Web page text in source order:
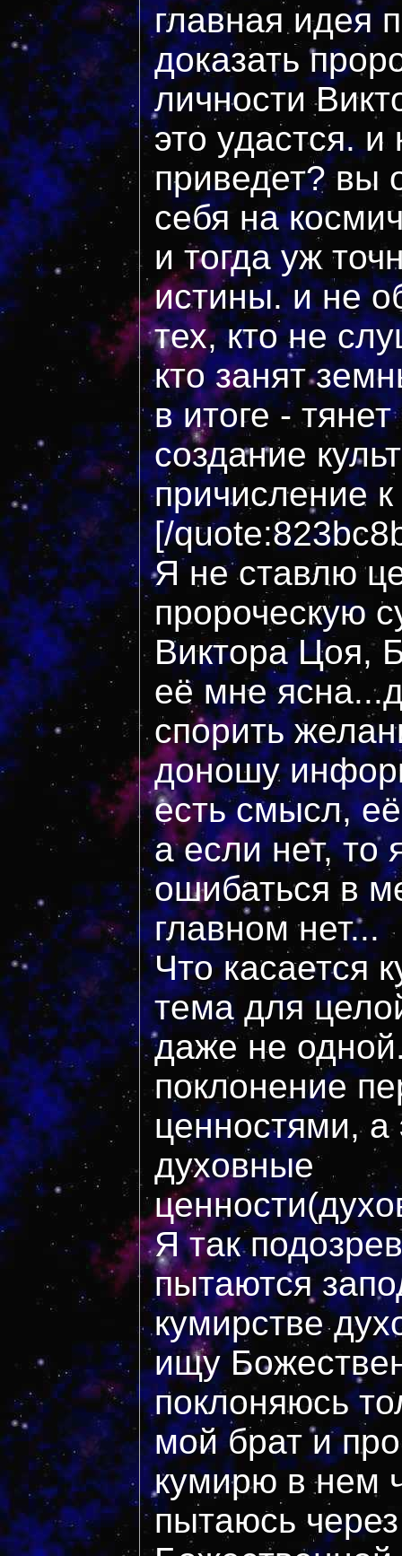
главная идея
доказать
личности
это удастся. и
приведет? вы
себя на
и тогда уж
истины. и не
тех, кто не
кто занят
в итоге -
создание
причисление
[/
Я не ставлю
пророческую
Виктора Цоя,
её мне
спорить
доношу
есть смысл,
а если нет, то
ошибаться в
главном нет...
Что касается
тема для
даже не
поклонение
ценностями,
духовные
Я так
пытаются
кумирстве
ищу
поклоняюсь
мой брат и
кумирю в нем
пытаюсь